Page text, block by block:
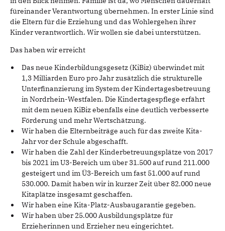
füreinander Verantwortung übernehmen. In erster Linie sind
die Eltern für die Erziehung und das Wohlergehen ihrer
Kinder verantwortlich. Wir wollen sie dabei unterstützen.
Das haben wir erreicht
Das neue Kinderbildungsgesetz (KiBiz) überwindet mit
1,3 Milliarden Euro pro Jahr zusätzlich die strukturelle
Unterfinanzierung im System der Kindertagesbetreuung
in Nordrhein-Westfalen. Die Kindertagespflege erfährt
mit dem neuen KiBiz ebenfalls eine deutlich verbesserte
Förderung und mehr Wertschätzung.
Wir haben die Elternbeiträge auch für das zweite Kita-
Jahr vor der Schule abgeschafft.
Wir haben die Zahl der Kinderbetreuungsplätze von 2017
bis 2021 im U3-Bereich um über 31.500 auf rund 211.000
gesteigert und im Ü3-Bereich um fast 51.000 auf rund
530.000. Damit haben wir in kurzer Zeit über 82.000 neue
Kitaplätze insgesamt geschaffen.
Wir haben eine Kita-Platz-Ausbaugarantie gegeben.
Wir haben über 25.000 Ausbildungsplätze für
Erzieherinnen und Erzieher neu eingerichtet.